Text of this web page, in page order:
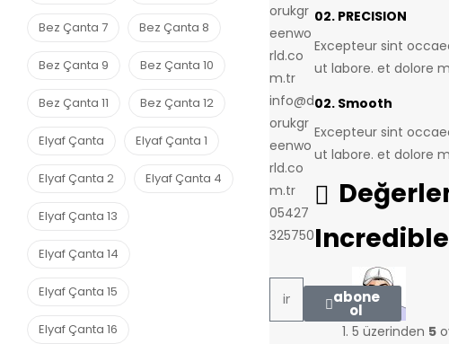
02. PRECISION
Excepteur sint
ut labore. et dolore
02. Smooth
Excepteur sint
ut labore. et dolore
5 üzerinden 5
Bez Çanta 7 Bez Çanta 8
Bez Çanta 9 Bez Çanta 10
Bez Çanta 11 Bez Çanta 12
Elyaf Çanta Elyaf Çanta 1
Elyaf Çanta 2 Elyaf Çanta 4
Elyaf Çanta 13
Elyaf Çanta 14
Elyaf Çanta 15
Elyaf Çanta 16
orukgr
eenwo
rld.co
m.tr
info@d
orukgr
eenwo
rld.co
m.tr
05427
325750
abone
ol